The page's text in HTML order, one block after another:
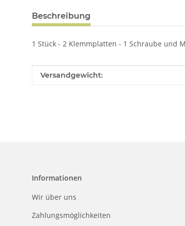
Beschreibung
1 Stück - 2 Klemmplatten - 1 Schraube
Produkteigenschaft
Wert
Versandgewicht:
Informationen
Wir über uns
Zahlungsmöglichkeiten